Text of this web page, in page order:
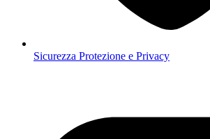
Sicurezza Protezione e Privacy